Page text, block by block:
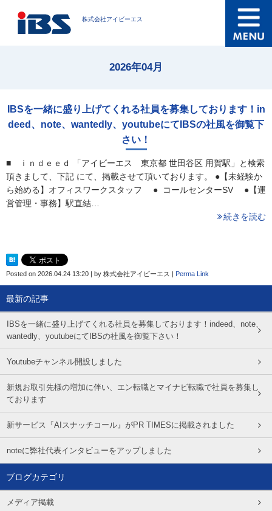
株式会社アイビーエス
2026年04月
IBSを一緒に盛り上げてくれる社員を募集しております！in
deed、note、wantedly、youtubeにてIBSの社風を御覧下
さい！
■ ｉｎｄｅｅｄ 「アイビーエス 東京都 世田谷区 用賀駅」と検索
頂きまして、下記 にて、掲載させて頂いております。 ●【未経験か
ら始める】オフィスワークスタッフ ● コールセンターSV ●【運
営管理・事務】駅直結…
続きを読む
Posted on 2026.04.24 13:20 | by 株式会社アイビーエス | Perma Link
最新の記事
IBSを一緒に盛り上げてくれる社員を募集しております！indeed、note、
wantedly、youtubeにてIBSの社風を御覧下さい！
Youtubeチャンネル開設しました
新規お取引先様の増加に伴い、エン転職とマイナビ転職で社員を募集し
ております
新サービス『AIスナッチコール』がPR TIMESに掲載されました
noteに弊社代表インタビューをアップしました
ブログカテゴリ
メディア掲載